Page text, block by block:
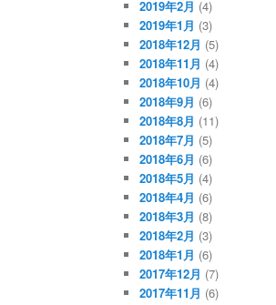
2019年2月 (4)
2019年1月 (3)
2018年12月 (5)
2018年11月 (4)
2018年10月 (4)
2018年9月 (6)
2018年8月 (11)
2018年7月 (5)
2018年6月 (6)
2018年5月 (4)
2018年4月 (6)
2018年3月 (8)
2018年2月 (3)
2018年1月 (6)
2017年12月 (7)
2017年11月 (6)